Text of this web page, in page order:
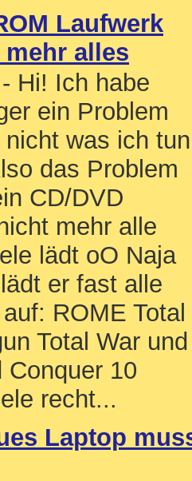
Laufwerk
mehr alles
- Hi! Ich habe
ein Problem
was ich tun
das Problem
CD/DVD
mehr alle
lädt oO Naja
er fast alle
ROME Total
Total War und
Conquer 10
recht...
Laptop